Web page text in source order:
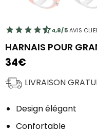
4,8/5AVIS
HARNAIS POUR
34€
LIVRAISON
Design élégant
Confortable